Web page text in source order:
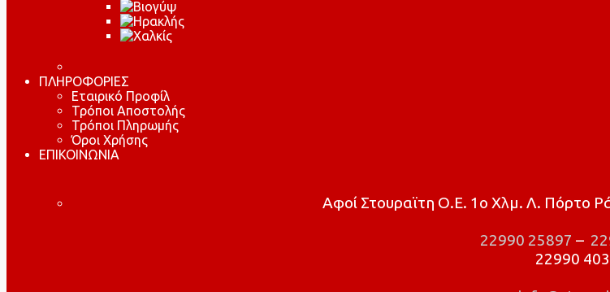
ΠΛΗΡΟΦΟΡΙΕΣ
Εταιρικό Προφίλ
Τρόποι Αποστολής
Τρόποι Πληρωμής
Όροι Χρήσης
ΕΠΙΚΟΙΝΩΝΙΑ
Αφοί Στουραϊτη Ο.Ε. 1ο Χλμ. Λ. Πόρτο
22990 25897 –
22990